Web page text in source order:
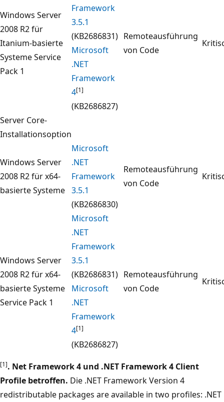
Windows Server
2008 R2 für
Itanium-basierte
Systeme Service
Pack 1
Framework
3.5.1
(KB2686831)
Microsoft
.NET
Framework
4[1]
(KB2686827)
Remoteausführung
von Code
Server Core-
Installationsoption
Windows Server
2008 R2 für x64-
basierte Systeme
Microsoft
.NET
Framework
3.5.1
(KB2686830)
Remoteausführung
von Code
Windows Server
2008 R2 für x64-
basierte Systeme
Service Pack 1
Microsoft
.NET
Framework
3.5.1
(KB2686831)
Microsoft
.NET
Framework
4[1]
(KB2686827)
Remoteausführung
von Code
[1]. Net Framework 4 und .NET Framework 4 Client
Profile betroffen. Die .NET Framework Version 4
redistributable packages are available in two profiles: .NET